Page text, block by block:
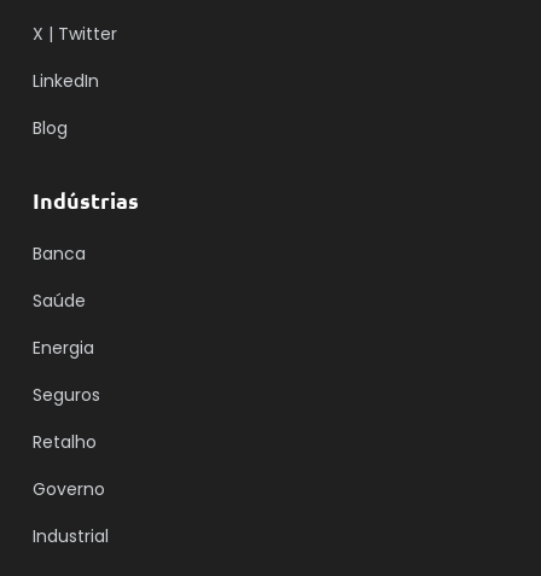
X | Twitter
LinkedIn
Blog
Indústrias
Banca
Saúde
Energia
Seguros
Retalho
Governo
Industrial